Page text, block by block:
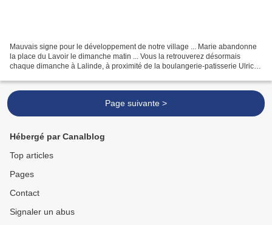
Mauvais signe pour le développement de notre village ... Marie abandonne
la place du Lavoir le dimanche matin ... Vous la retrouverez désormais
chaque dimanche à Lalinde, à proximité de la boulangerie-patisserie Ulrich.
Page suivante >
Hébergé par Canalblog
Top articles
Pages
Contact
Signaler un abus